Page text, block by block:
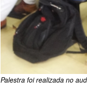
Palestra foi realizada no